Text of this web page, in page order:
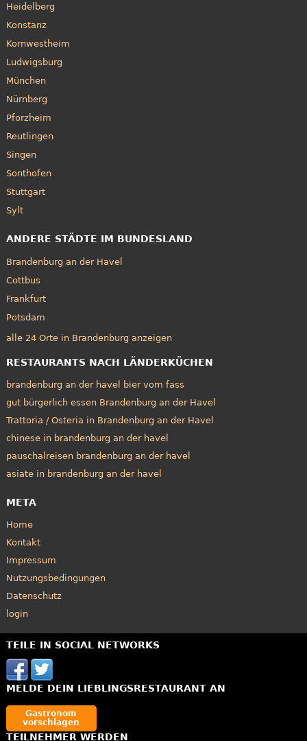
Heidelberg
Konstanz
Kornwestheim
Ludwigsburg
München
Nürnberg
Pforzheim
Reutlingen
Singen
Sonthofen
Stuttgart
Sylt
ANDERE STÄDTE IM BUNDESLAND
Brandenburg an der Havel
Cottbus
Frankfurt
Potsdam
alle 24 Orte in Brandenburg anzeigen
RESTAURANTS NACH LÄNDERKÜCHEN
brandenburg an der havel bier vom fass
gut bürgerlich essen Brandenburg an der Havel
Trattoria / Osteria in Brandenburg an der Havel
chinese in brandenburg an der havel
pauschalreisen brandenburg an der havel
asiate in brandenburg an der havel
META
Home
Kontakt
Impressum
Nutzungsbedingungen
Datenschutz
login
TEILE IN SOCIAL NETWORKS
MELDE DEIN LIEBLINGSRESTAURANT AN
Gastronom
vorschlagen
TEILNEHMER WERDEN